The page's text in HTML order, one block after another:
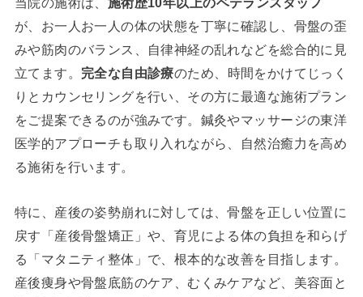
が、お一人お一人の体の状態を丁寧に確認し、骨盤の歪
みや筋肉のバランス、自律神経の乱れなどを総合的に見
立てます。 完全な自由診療のため、時間をかけてじっく
りとカウンセリングを行い、その方に最適な施術プラン
をご提案できるのが強みです。鍼灸やマッサージの東洋
医学的アプローチも取り入れながら、自然治癒力を高め
る施術を行います。
特に、産後の姿勢崩れに対しては、骨盤を正しい位置に
戻す「産後骨盤矯正」や、育児による体の負担を和らげ
る「マタニティ整体」で、根本的な改善を目指します。
産後痩身や骨盤底筋のケア、むくみケアなど、美容面と